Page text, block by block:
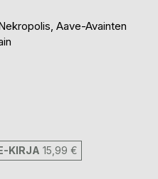
Aave-Avainten
KIRJA 15,99 €